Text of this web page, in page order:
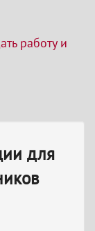
работу и
для